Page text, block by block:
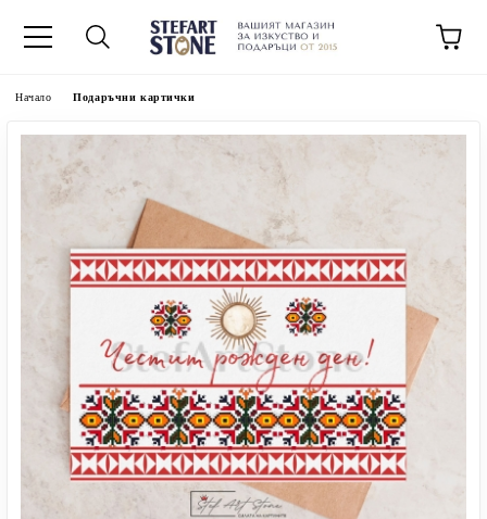
Начало Подаръчни картички